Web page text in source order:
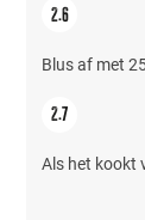
Blus af met
Als het kookt